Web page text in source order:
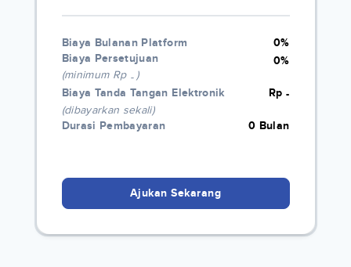
Biaya Bulanan Platform
0%
Biaya Persetujuan
(minimum Rp -)
0%
Biaya Tanda Tangan Elektronik
(dibayarkan sekali)
Rp-
Durasi Pembayaran 0 Bulan
Ajukan Sekarang